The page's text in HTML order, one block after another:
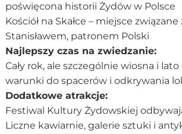
poświęcona historii Żydów w Polsce
Kościół na Skałce – miejsce związane
Stanisławem, patronem Polski
Najlepszy czas na zwiedzanie:
Cały rok, ale szczególnie wiosna i
warunki do spacerów i odkrywania
Dodatkowe atrakcje:
Festiwal Kultury Żydowskiej
Liczne kawiarnie, galerie sztuki i